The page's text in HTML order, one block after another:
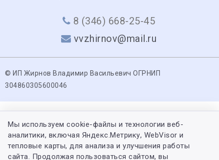
8 (346) 668-25-45
vvzhirnov@mail.ru
© ИП Жирнов Владимир Васильевич ОГРНИП
304860305600046
Мы используем cookie-файлы и технологии веб-
аналитики, включая Яндекс.Метрику, WebVisor и
тепловые карты, для анализа и улучшения работы
сайта. Продолжая пользоваться сайтом, вы